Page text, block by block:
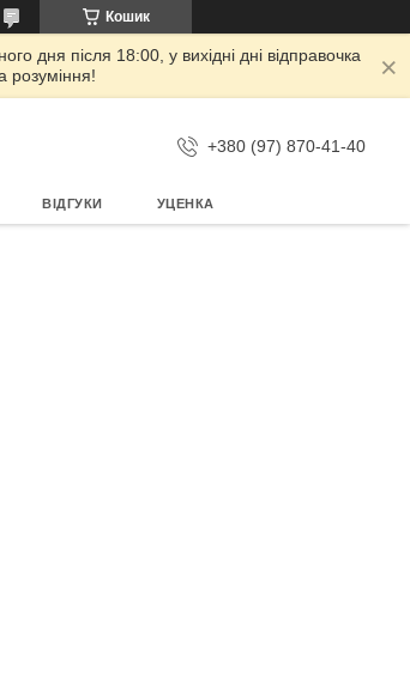
Кошик
дня після 18:00, у вихідні дні відправочка
розуміння!
+380 (97) 870-41-40
ВІДГУКИ УЦЕНКА